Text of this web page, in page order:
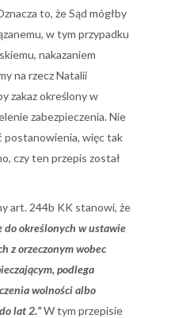
to, że Sąd mógłby
w tym przypadku
nakazaniem
na rzecz Natalii
zakaz określony w
zabezpieczenia. Nie
postanowienia, więc tak
czy ten przepis został
art. 244b KK stanowi, że
do określonych w ustawie
z orzeczonym wobec
podlega
wolności albo
lat 2.”W tym przepisie